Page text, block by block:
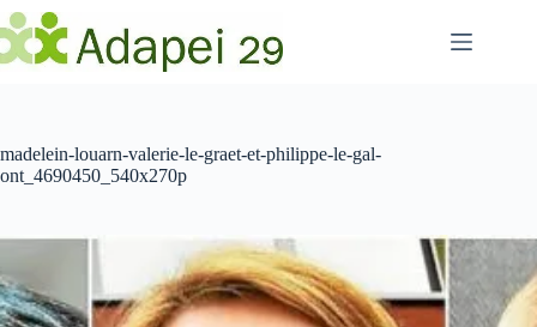
Passer
au
contenu
madelein-louarn-valerie-le-graet-et-philippe-le-gal-
ont_4690450_540x270p